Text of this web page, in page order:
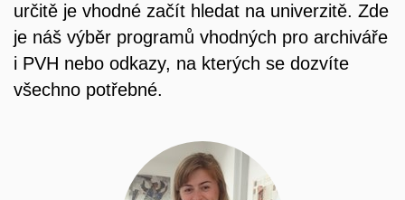
určitě je vhodné začít hledat na univerzitě. Zde
je náš výběr programů vhodných pro archiváře
i PVH nebo odkazy, na kterých se dozvíte
všechno potřebné.